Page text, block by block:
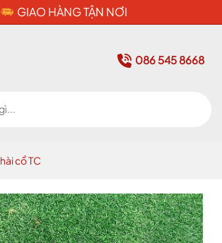
CAM KẾT HÀNG CHÍNH HÃNG
086 545 8668
cổ TC